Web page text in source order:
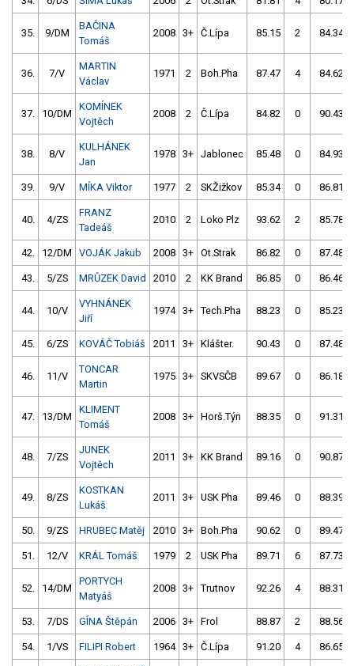
35. 9/DM
BAČINA
Tomáš
2008 3+ Č.Lípa 85.15 2 84.34
36. 7/V
MARTIN
Václav
1971 2 Boh.Pha 87.47 4 84.62
37. 10/DM
KOMÍNEK
Vojtěch
2008 2 Č.Lípa 84.82 0 90.43
38. 8/V
KULHÁNEK
Jan
1978 3+ Jablonec 85.48 0 84.93
39. 9/V MÍKA Viktor 1977 2 SKŽižkov 85.34 0 86.81
40. 4/ZS
FRANZ
Tadeáš
2010 2 Loko Plz 93.62 2 85.78
42. 12/DM VOJÁK Jakub 2008 3+ Ot.Strak 86.82 0 87.48
43. 5/ZS MRŮZEK David 2010 2 KK Brand 86.85 0 86.46
44. 10/V
VYHNÁNEK
Jiří
1974 3+ Tech.Pha 88.23 0 85.23
45. 6/ZS KOVÁČ Tobiáš 2011 3+ Klášter. 90.43 0 87.48
46. 11/V
TONCAR
Martin
1975 3+ SKVSČB 89.67 0 86.18
47. 13/DM
KLIMENT
Tomáš
2008 3+ Horš.Týn 88.35 0 91.31
48. 7/ZS
JUNEK
Vojtěch
2011 3+ KK Brand 89.16 0 90.87
49. 8/ZS
KOSTKAN
Lukáš
2011 3+ USK Pha 89.46 0 88.39
50. 9/ZS HRUBEC Matěj 2010 3+ Boh.Pha 90.62 0 89.47
51. 12/V KRÁL Tomáš 1979 2 USK Pha 89.71 6 87.73
52. 14/DM
PORTYCH
Matyáš
2008 3+ Trutnov 92.26 4 88.31
53. 7/DS GÍNA Štěpán 2006 3+ Frol 88.87 2 88.56
54. 1/VS FILIPI Robert 1964 3+ Č.Lípa 91.20 4 86.65